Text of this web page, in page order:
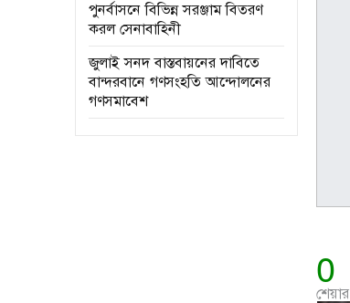
0
শেয়ার
পুনর্বাসনে বিভিন্ন সরঞ্জাম বিতরণ
করল সেনাবাহিনী
জুলাই সনদ বাস্তবায়নের দাবিতে
বান্দরবানে গণসংহতি আন্দোলনের
গণসমাবেশ